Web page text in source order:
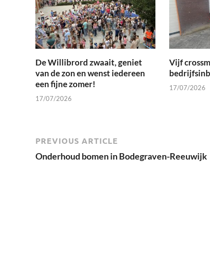
De Willibrord zwaait, geniet
van de zon en wenst iedereen
een fijne zomer!
17/07/2026
Vijf
17/07/2026
PREVIOUS ARTICLE
Onderhoud bomen in Bodegraven-Reeuwijk